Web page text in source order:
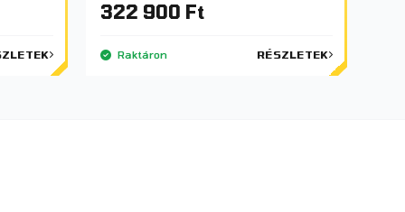
322 900 Ft
Raktáron RÉSZLETEK